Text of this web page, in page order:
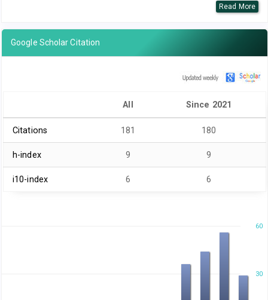
Read More
Google Scholar Citation
All Since 2021
Citations 181 180
h-index 9 9
i10-index 6 6
60
30